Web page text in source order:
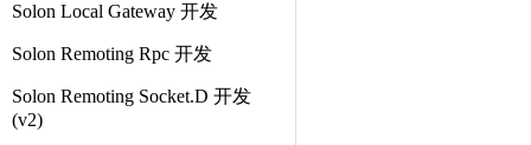
Solon Local Gateway 开发
Solon Remoting Rpc 开发
Solon Remoting Socket.D 开发
(v2)